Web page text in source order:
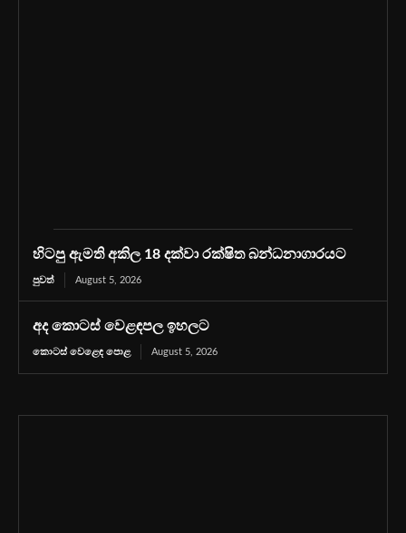
හිටපු ඇමති අකිල 18 දක්වා රක්ෂිත බන්ධනාගාරයට
පුවත් August 5, 2026
අද කොටස් වෙළඳපල ඉහලට
කොටස් වෙළෙඳ පොළ August 5, 2026